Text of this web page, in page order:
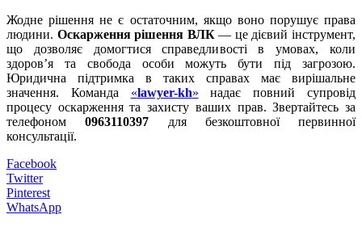
Жодне рішення не є остаточним, якщо воно порушує права
людини. Оскарження рішення ВЛК— це дієвий інструмент,
що дозволяє домогтися справедливості в умовах, коли
здоров’я та свобода особи можуть бути під загрозою.
Юридична підтримка в таких справах має вирішальне
значення. Команда «lawyer-kh» надає повний супровід
процесу оскарження та захисту ваших прав. Звертайтесь за
телефоном0963110397 для безкоштовної первинної
консультації.
Facebook
Twitter
Pinterest
WhatsApp